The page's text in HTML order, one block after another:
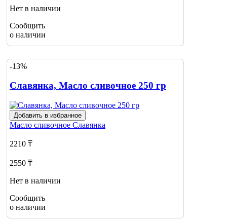
Нет в наличии
Сообщить
о наличии
-13%
Славянка, Масло сливочное 250 гр
Добавить в избранное
Масло сливочное Славянка
2210 ₸
2550 ₸
Нет в наличии
Сообщить
о наличии